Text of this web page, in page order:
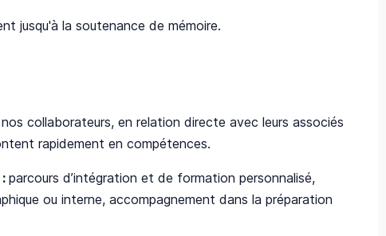
jusqu'à la soutenance de mémoire.
nos collaborateurs, en relation directe avec leurs associés
rapidement en compétences.
parcours d’intégration et de formation personnalisé,
ou interne, accompagnement dans la préparation